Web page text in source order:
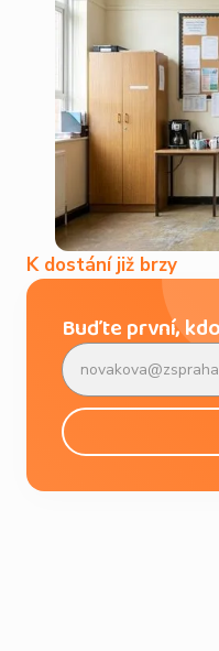
K dostání již brzy
Buďte první,